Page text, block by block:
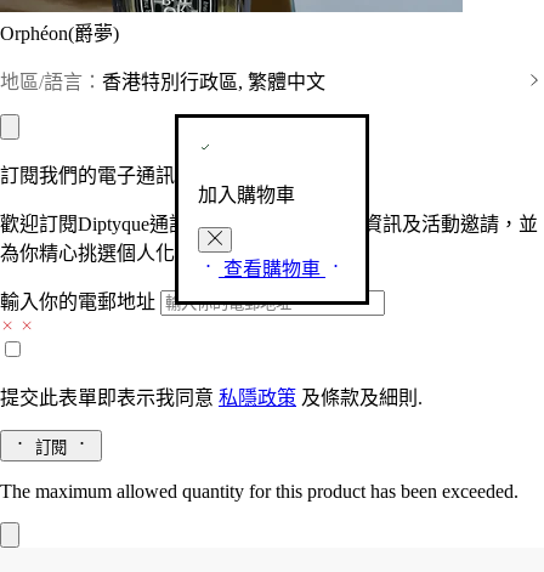
Orphéon(爵夢)
地區/語言： 香港特別行政區, 繁體中文
加入購物車
查看購物車
訂閱我們的電子通訊
歡迎訂閱Diptyque通訊，接收品牌最新產品資訊及活動邀請，並
為你精心挑選個人化的驚喜及禮物。
輸入你的電郵地址
提交此表單即表示我同意 私隱政策 及條款及細則.
訂閱
The maximum allowed quantity for this product has been exceeded.